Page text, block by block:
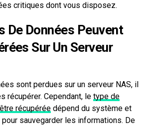
critiques dont vous disposez.
De Données Peuvent
Sur Un Serveur
sont perdues sur un serveur NAS, il
récupérer. Cependant, le type de
récupéréedépend du système et
sauvegarder les informations. De